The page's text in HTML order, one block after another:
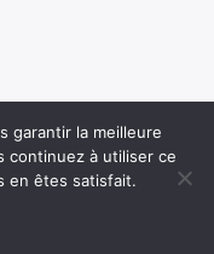
garantir la meilleure
continuez à utiliser ce
en êtes satisfait.